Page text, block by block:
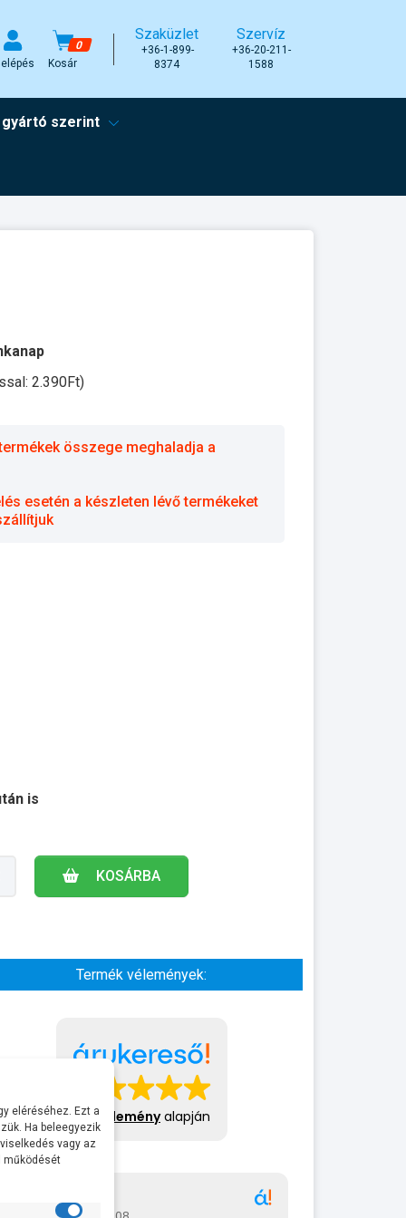
0
Kosár
Szaküzlet
+36-1-899-
8374
Szervíz
+36-20-211-
1588
szerint
2.390Ft)
összege meghaladja a
esetén a készleten lévő termékeket
is
KOSÁRBA
Termék vélemények:
413 véleményalapján
Gábor
eléréséhez. Ezt a
Ha beleegyezik
vagy az
működését